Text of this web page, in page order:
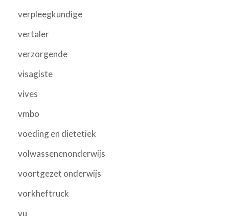
verpleegkundige
vertaler
verzorgende
visagiste
vives
vmbo
voeding en dietetiek
volwassenenonderwijs
voortgezet onderwijs
vorkheftruck
vu